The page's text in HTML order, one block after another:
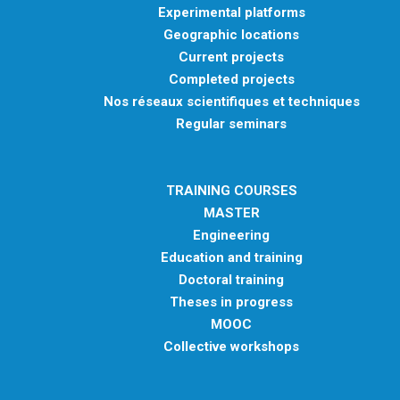
Experimental platforms
Geographic locations
Current projects
Completed projects
Nos réseaux scientifiques et techniques
Regular seminars
TRAINING COURSES
MASTER
Engineering
Education and training
Doctoral training
Theses in progress
MOOC
Collective workshops